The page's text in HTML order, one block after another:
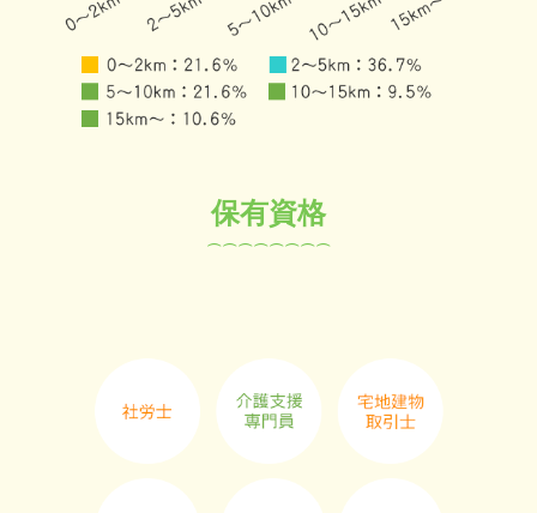
保有資格
⌒⌒⌒⌒⌒⌒⌒⌒